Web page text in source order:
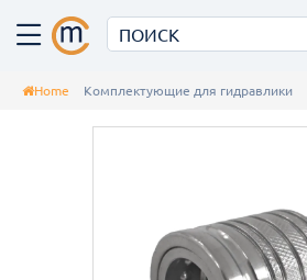
Home Комплектующие для гидравлики